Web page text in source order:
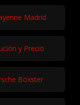
Madrid
y Precio
Boxster